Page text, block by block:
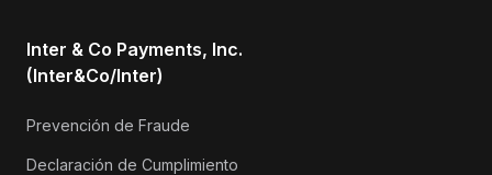
Inter & Co Payments, Inc.
(Inter&Co/Inter)
Prevención de Fraude
Declaración de Cumplimiento